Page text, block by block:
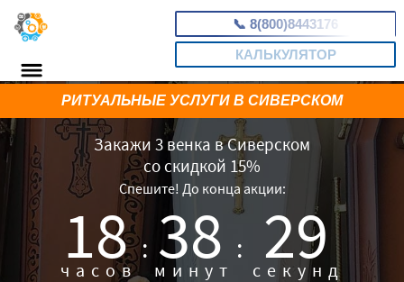
📞 8(800)8443176
КАЛЬКУЛЯТОР
Закажи 3 венка в Сиверском
со скидкой 15%
Спешите! До конца акции:
18 :
часов 38 :
минут 28
секунд
РИТУАЛЬНЫЕ УСЛУГИ В СИВЕРСКОМ